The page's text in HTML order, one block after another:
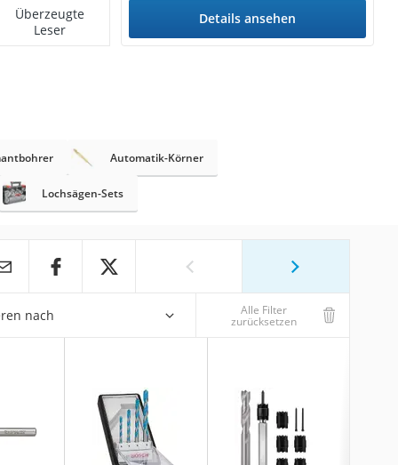
Überzeugte
Leser
Details ansehen
Automatik-Körner
Lochsägen-Sets
nach Alle Filter
zurücksetzen